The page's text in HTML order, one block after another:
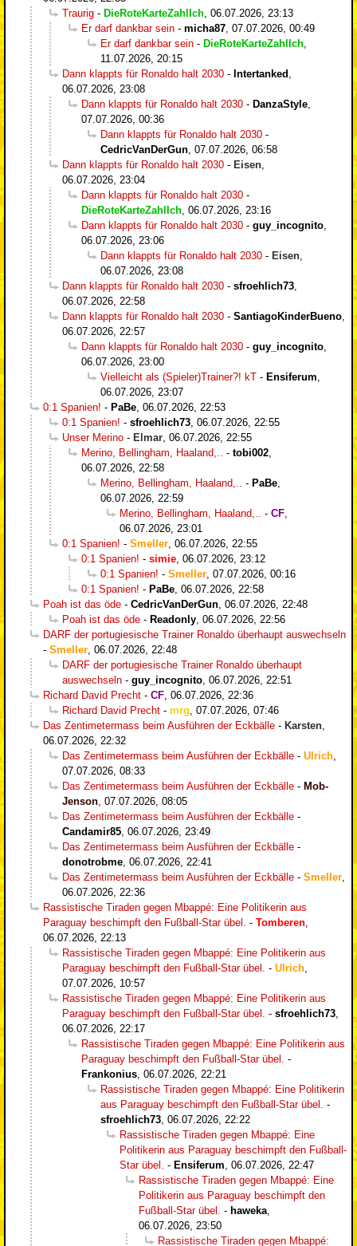
Traurig - DieRoteKarteZahlIch, 06.07.2026, 23:13
Er darf dankbar sein - micha87, 07.07.2026, 00:49
Er darf dankbar sein - DieRoteKarteZahlIch,
11.07.2026, 20:15
Dann klappts für Ronaldo halt 2030 - Intertanked ,
06.07.2026, 23:08
Dann klappts für Ronaldo halt 2030 - DanzaStyle,
07.07.2026, 00:36
Dann klappts für Ronaldo halt 2030 -
CedricVanDerGun, 07.07.2026, 06:58
Dann klappts für Ronaldo halt 2030 - Eisen,
06.07.2026, 23:04
Dann klappts für Ronaldo halt 2030 -
DieRoteKarteZahlIch, 06.07.2026, 23:16
Dann klappts für Ronaldo halt 2030 - guy_incognito,
06.07.2026, 23:06
Dann klappts für Ronaldo halt 2030 - Eisen,
06.07.2026, 23:08
Dann klappts für Ronaldo halt 2030 - sfroehlich73,
06.07.2026, 22:58
Dann klappts für Ronaldo halt 2030 - SantiagoKinderBueno,
06.07.2026, 22:57
Dann klappts für Ronaldo halt 2030 - guy_incognito,
06.07.2026, 23:00
Vielleicht als (Spieler)Trainer?! kT - Ensiferum,
06.07.2026, 23:07
0:1 Spanien! - PaBe, 06.07.2026, 22:53
0:1 Spanien! - sfroehlich73, 06.07.2026, 22:55
Unser Merino - Elmar, 06.07.2026, 22:55
Merino, Bellingham, Haaland,.. - tobi002,
06.07.2026, 22:58
Merino, Bellingham, Haaland,.. - PaBe,
06.07.2026, 22:59
Merino, Bellingham, Haaland,.. - CF,
06.07.2026, 23:01
0:1 Spanien! - Smeller, 06.07.2026, 22:55
0:1 Spanien! - simie, 06.07.2026, 23:12
0:1 Spanien! - Smeller, 07.07.2026, 00:16
0:1 Spanien! - PaBe, 06.07.2026, 22:58
Poah ist das öde - CedricVanDerGun, 06.07.2026, 22:48
Poah ist das öde - Readonly, 06.07.2026, 22:56
DARF der portugiesische Trainer Ronaldo überhaupt auswechseln
- Smeller, 06.07.2026, 22:48
DARF der portugiesische Trainer Ronaldo überhaupt
auswechseln - guy_incognito, 06.07.2026, 22:51
Richard David Precht - CF, 06.07.2026, 22:36
Richard David Precht - mrg, 07.07.2026, 07:46
Das Zentimetermass beim Ausführen der Eckbälle - Karsten,
06.07.2026, 22:32
Das Zentimetermass beim Ausführen der Eckbälle - Ulrich,
07.07.2026, 08:33
Das Zentimetermass beim Ausführen der Eckbälle - Mob-
Jenson, 07.07.2026, 08:05
Das Zentimetermass beim Ausführen der Eckbälle -
Candamir85, 06.07.2026, 23:49
Das Zentimetermass beim Ausführen der Eckbälle -
donotrobme, 06.07.2026, 22:41
Das Zentimetermass beim Ausführen der Eckbälle - Smeller,
06.07.2026, 22:36
Rassistische Tiraden gegen Mbappé: Eine Politikerin aus
Paraguay beschimpft den Fußball-Star übel. - Tomberen,
06.07.2026, 22:13
Rassistische Tiraden gegen Mbappé: Eine Politikerin aus
Paraguay beschimpft den Fußball-Star übel. - Ulrich,
07.07.2026, 10:57
Rassistische Tiraden gegen Mbappé: Eine Politikerin aus
Paraguay beschimpft den Fußball-Star übel. - sfroehlich73,
06.07.2026, 22:17
Rassistische Tiraden gegen Mbappé: Eine Politikerin aus
Paraguay beschimpft den Fußball-Star übel. -
Frankonius, 06.07.2026, 22:21
Rassistische Tiraden gegen Mbappé: Eine Politikerin
aus Paraguay beschimpft den Fußball-Star übel. -
sfroehlich73, 06.07.2026, 22:22
Rassistische Tiraden gegen Mbappé: Eine
Politikerin aus Paraguay beschimpft den Fußball-
Star übel. - Ensiferum, 06.07.2026, 22:47
Rassistische Tiraden gegen Mbappé: Eine
Politikerin aus Paraguay beschimpft den
Fußball-Star übel. - haweka,
06.07.2026, 23:50
Rassistische Tiraden gegen Mbappé: